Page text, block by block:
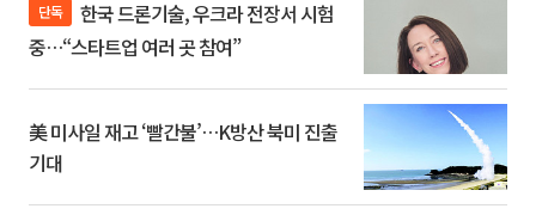
단독
중…“스타트업 여러 곳 참여”
美 미사일 재고 ‘빨간불’…K방산 북미 진출
기대